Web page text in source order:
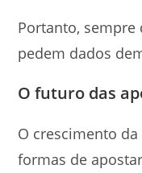
Portanto,
pedem dados
O futuro das
O crescimento
formas de